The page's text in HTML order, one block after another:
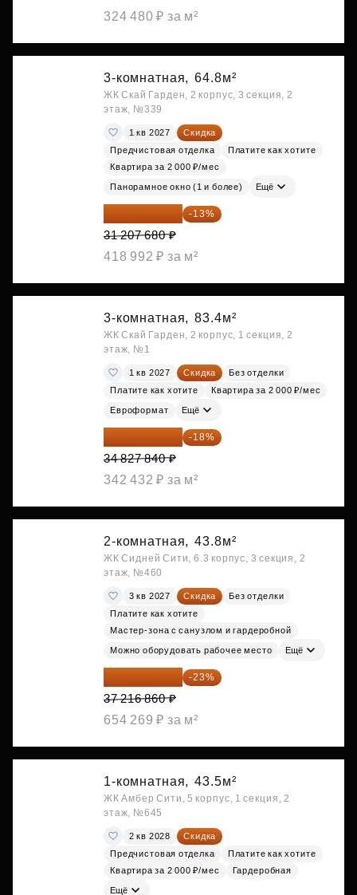
324 480 ₽ за м²
3-комнатная, 64.8м²
ЖК Скай Гарден, 2 корпус, 3 секция, 2
этаж, №339
1 кв 2027
Скидка
Предчистовая отделка
Платите как хотите
Квартира за 2 000 ₽/мес
Панорамное окно (1 и более) Ещё
27 150 682 ₽ -13%
31 207 680 ₽
418 992 ₽ за м²
3-комнатная, 83.4м²
ЖК Скай Гарден, 2 корпус, 1 секция, 2
этаж, №1
1 кв 2027 Скидка
Без отделки
Платите как хотите
Квартира за 2 000 ₽/мес
Евроформат Ещё
28 558 829 ₽ -18%
34 827 840 ₽
342 432 ₽ за м²
2-комнатная, 43.8м²
ЖК Сидней Сити, 6.3 корпус, 3 секция, 2
этаж, №460
3 кв 2027 Скидка
Без отделки
Платите как хотите
Мастер-зона с санузлом и гардеробной
Можно оборудовать рабочее место Ещё
28 656 982 ₽ -23%
37 216 860 ₽
654 269 ₽ за м²
1-комнатная, 43.5м²
ЖК Амбер Сити, 5 корпус, 1 секция, 2
этаж, №645
2 кв 2028
Скидка
Предчистовая отделка
Платите как хотите
Квартира за 2 000 ₽/мес
Гардеробная
Ещё